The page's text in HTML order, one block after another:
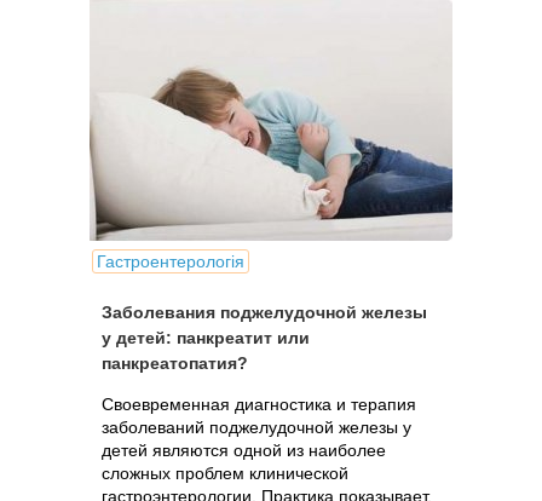
Гастроентерологія
Заболевания поджелудочной железы
у детей: панкреатит или
панкреатопатия?
Своевременная диагностика и терапия
заболеваний поджелудочной железы у
детей являются одной из наиболее
сложных проблем клинической
гастроэнтерологии. Практика показывает,